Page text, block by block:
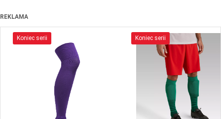
REKLAMA
Koniec serii Koniec serii